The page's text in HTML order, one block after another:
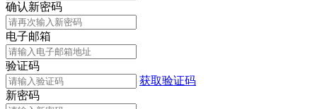
确认新密码
电子邮箱
验证码
获取验证码
新密码